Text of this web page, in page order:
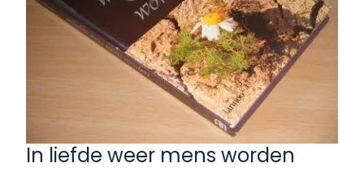
In liefde weer mens worden